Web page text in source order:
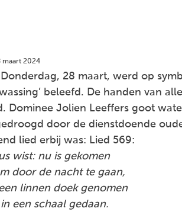
maart 2024
28 maart, werd op
beleefd. De handen van
Dominee Jolien Leeffers goot
door de dienstdoende
lied erbij was: Lied 569:
wist: nu is gekomen
door de nacht te gaan,
linnen doek genomen
een schaal gedaan.